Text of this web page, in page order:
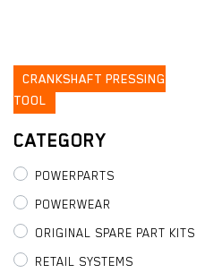
CRANKSHAFT PRESSING
TOOL
CATEGORY
POWERPARTS
POWERWEAR
ORIGINAL SPARE PART KITS
RETAIL SYSTEMS